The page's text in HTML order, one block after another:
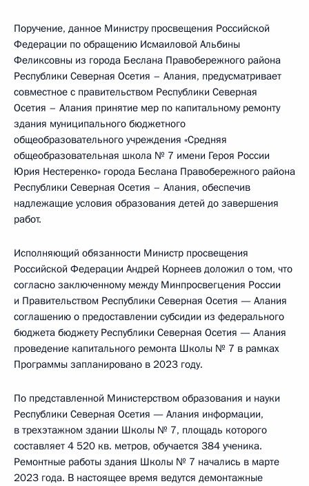
Поручение, данное Министру просвещения Российской
Федерации по обращению Исмаиловой Альбины
Феликсовны из города Беслана Правобережного района
Республики Северная Осетия – Алания, предусматривает
совместное с правительством Республики Северная
Осетия – Алания принятие мер по капитальному ремонту
здания муниципального бюджетного
общеобразовательного учреждения «Средняя
общеобразовательная школа № 7 имени Героя России
Юрия Нестеренко» города Беслана Правобережного района
Республики Северная Осетия – Алания, обеспечив
надлежащие условия образования детей до завершения
работ.
Исполняющий обязанности Министр просвещения
Российской Федерации Андрей Корнеев доложил о том, что
согласно заключенному между Минпросвегцения России
и Правительством Республики Северная Осетия — Алания
соглашению о предоставлении субсидии из федерального
бюджета бюджету Республики Северная Осетия — Алания
проведение капитального ремонта Школы № 7 в рамках
Программы запланировано в 2023 году.
По представленной Министерством образования и науки
Республики Северная Осетия — Алания информации,
в трехэтажном здании Школы № 7, площадь которого
составляет 4 520 кв. метров, обучается 384 ученика.
Ремонтные работы здания Школы № 7 начались в марте
2023 года. В настоящее время ведутся демонтажные